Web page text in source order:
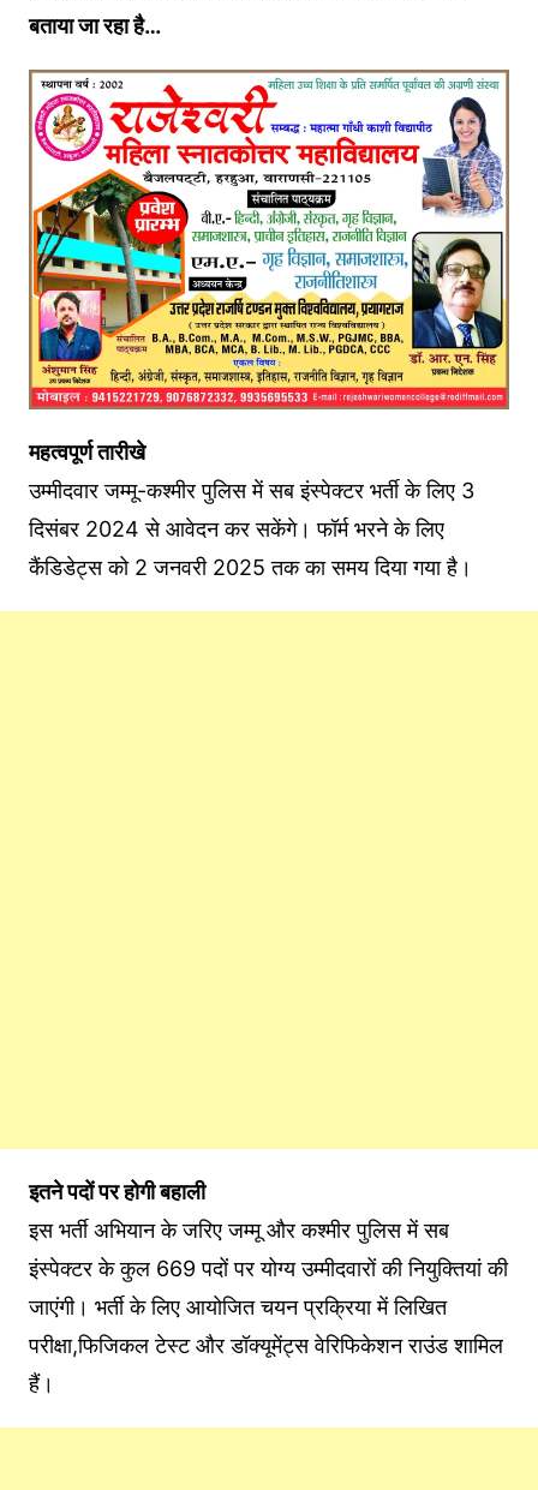
बताया जा रहा है…
महत्वपूर्ण तारीखे
उम्मीदवार जम्मू-कश्मीर पुलिस में सब इंस्पेक्टर भर्ती के लिए 3
दिसंबर 2024 से आवेदन कर सकेंगे। फॉर्म भरने के लिए
कैंडिडेट्स को 2 जनवरी 2025 तक का समय दिया गया है।
इतने पदों पर होगी बहाली
इस भर्ती अभियान के जरिए जम्मू और कश्मीर पुलिस में सब
इंस्पेक्टर के कुल 669 पदों पर योग्य उम्मीदवारों की नियुक्तियां की
जाएंगी। भर्ती के लिए आयोजित चयन प्रक्रिया में लिखित
परीक्षा,फिजिकल टेस्ट और डॉक्यूमेंट्स वेरिफिकेशन राउंड शामिल
हैं।